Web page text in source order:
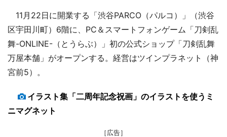
11月22日に開業する「渋谷PARCO（パルコ）」（渋谷
区宇田川町）6階に、PC＆スマートフォンゲーム「刀剣乱
舞-ONLINE-（とうらぶ）」初の公式ショップ「刀剣乱舞
万屋本舗」がオープンする。経営はツインプラネット（神
宮前5）。
イラスト集「二周年記念祝画」のイラストを使うミ
ニマグネット
［広告］